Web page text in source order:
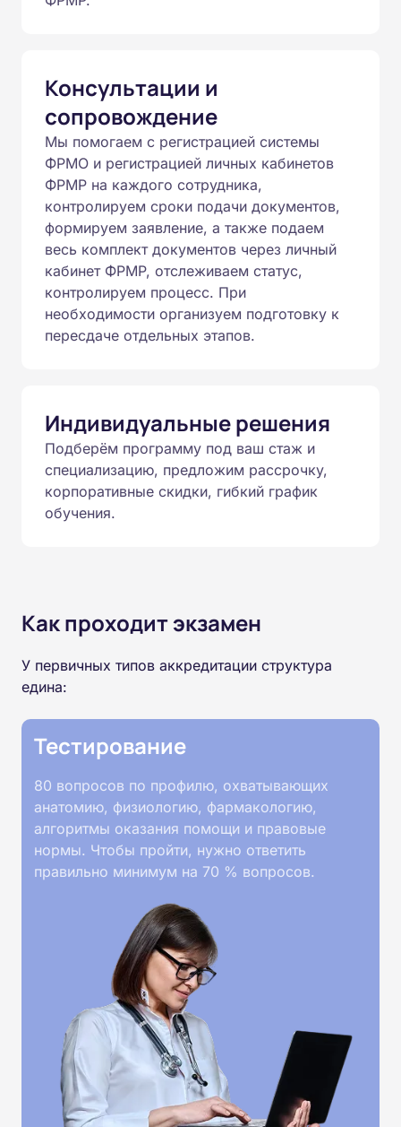
Консультации и
сопровождение
Мы помогаем с регистрацией системы
ФРМО и регистрацией личных кабинетов
ФРМР на каждого сотрудника,
контролируем сроки подачи документов,
формируем заявление, а также подаем
весь комплект документов через личный
кабинет ФРМР, отслеживаем статус,
контролируем процесс. При
необходимости организуем подготовку к
пересдаче отдельных этапов.
Индивидуальные решения
Подберём программу под ваш стаж и
специализацию, предложим рассрочку,
корпоративные скидки, гибкий график
обучения.
Как проходит экзамен
У первичных типов аккредитации структура
едина:
Тестирование
80 вопросов по профилю, охватывающих
анатомию, физиологию, фармакологию,
алгоритмы оказания помощи и правовые
нормы. Чтобы пройти, нужно ответить
правильно минимум на 70 % вопросов.